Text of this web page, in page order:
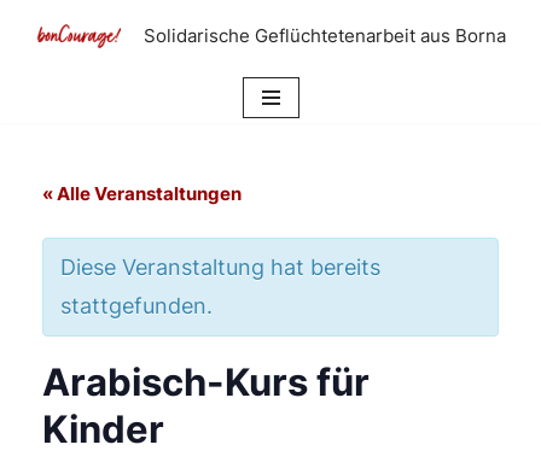
Solidarische Geflüchtetenarbeit aus Borna
« Alle Veranstaltungen
Diese Veranstaltung hat bereits
stattgefunden.
Arabisch-Kurs für
Kinder